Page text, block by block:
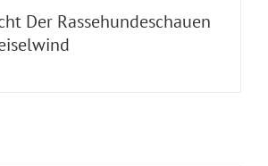
Der Rassehundeschauen